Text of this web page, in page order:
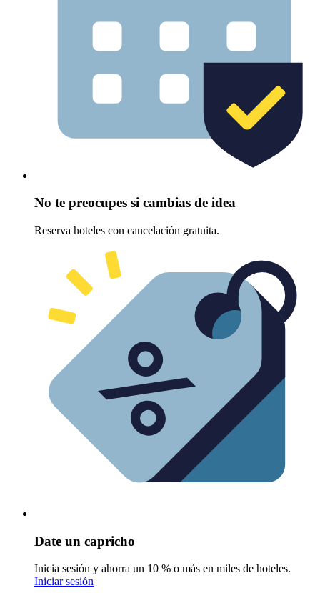
No te preocupes si cambias de idea
Reserva hoteles con cancelación gratuita.
Date un capricho
Inicia sesión y ahorra un 10 % o más en miles de hoteles.
Iniciar sesión